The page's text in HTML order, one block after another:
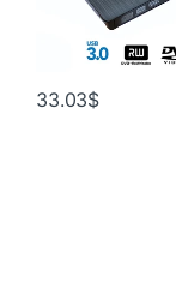
33.03$